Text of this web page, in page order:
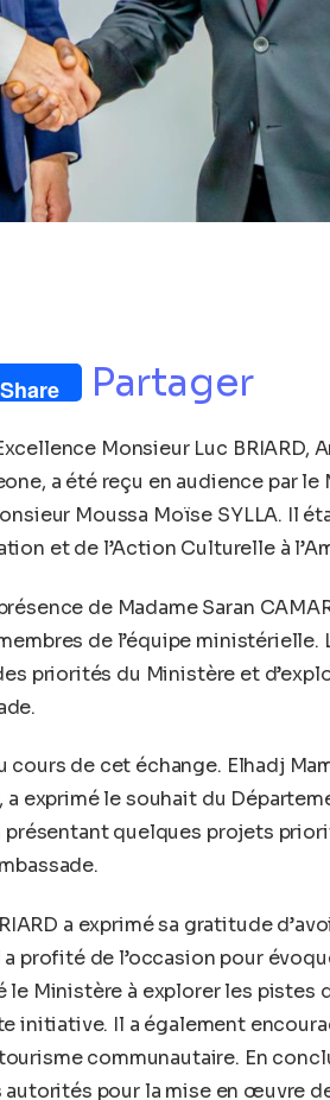
Share Partager
Monsieur Luc BRIARD,
a été reçu en audience par
Moussa Moïse SYLLA. Il
et de l’Action Culturelle à
de Madame Saran
de l’équipe ministérielle.
priorités du Ministère et
de cet échange. Elhadj
exprimé le souhait du
présentant quelques projets
a exprimé sa gratitude
profité de l’occasion pour
le Ministère à explorer les pistes
initiative. Il a également
communautaire. En
pour la mise en œuvre